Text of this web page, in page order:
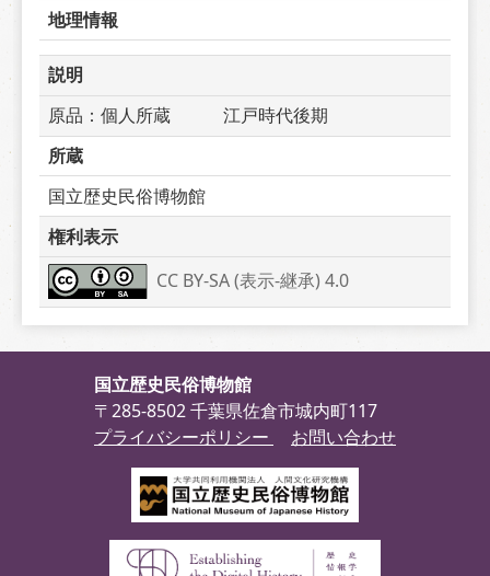
地理情報
説明
原品：個人所蔵　　　江戸時代後期
所蔵
国立歴史民俗博物館
権利表示
CC BY-SA (表示-継承) 4.0
国立歴史民俗博物館
〒285-8502 千葉県佐倉市城内町117
プライバシーポリシー
お問い合わせ